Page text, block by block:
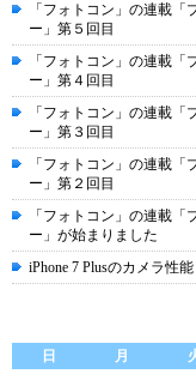
「フォトコン」の連載
ー」第５回目
「フォトコン」の連載
ー」第４回目
「フォトコン」の連載
ー」第３回目
「フォトコン」の連載
ー」第２回目
「フォトコン」の連載
ー」が始まりました
iPhone 7 Plusのカメラ性能
日
月